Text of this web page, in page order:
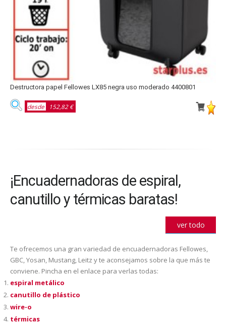
Destructora papel Fellowes LX85 negra uso moderado 4400801
desde 152,82 €
¡Encuadernadoras de espiral,
canutillo y térmicas baratas!
ver todo
Te ofrecemos una gran variedad de encuadernadoras Fellowes,
GBC, Yosan, Mustang, Leitz y te aconsejamos sobre la que más te
conviene. Pincha en el enlace para verlas todas:
espiral metálico
canutillo de plástico
wire-o
térmicas